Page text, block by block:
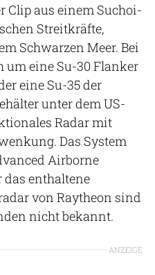
Clip aus einem Suchoi-
Streitkräfte,
Schwarzen Meer. Bei
um eine Su-30 Flanker
eine Su-35 der
unter dem US-
Radar mit
Das System
Airborne
das enthaltene
von Raytheon sind
nicht bekannt.
ANZEIGE